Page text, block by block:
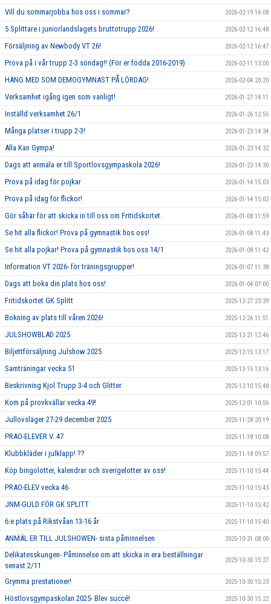
Vill du sommarjobba hos oss i sommar? 2026-02-19 14:08
5 Splittare i juniorlandslagets bruttotrupp 2026! 2026-02-12 16:48
Försäljning av Newbody VT 26! 2026-02-12 16:47
Prova på i vår trupp 2-3 söndag!! (För er födda 2016-2019) 2026-02-11 13:00
HÄNG MED SOM DEMOGYMNAST PÅ LÖRDAG! 2026-02-04 20:20
Verksamhet igång igen som vanligt! 2026-01-27 14:11
Inställd verksamhet 26/1 2026-01-26 12:55
Många platser i trupp 2-3! 2026-01-23 14:34
Alla Kan Gympa! 2026-01-23 14:32
Dags att anmäla er till Sportlovsgympaskola 2026! 2026-01-23 14:30
Prova på idag för pojkar 2026-01-14 15:03
Prova på idag för flickor! 2026-01-14 15:02
Gör såhär för att skicka in till oss om Fritidskortet. 2026-01-08 11:59
Se hit alla flickor! Prova på gymnastik hos oss! 2026-01-08 11:43
Se hit alla pojkar! Prova på gymnastik hos oss 14/1 2026-01-08 11:42
Information VT 2026- för träningsgrupper! 2026-01-07 11:38
Dags att boka din plats hos oss! 2026-01-04 07:00
Fritidskortet GK Splitt 2025-12-27 23:39
Bokning av plats till våren 2026! 2025-12-26 11:51
JULSHOWBLAD 2025 2025-12-21 12:46
Biljettförsäljning Julshow 2025 2025-12-15 13:17
Samträningar vecka 51 2025-12-15 13:16
Beskrivning Kjol Trupp 3-4 och Glitter 2025-12-10 15:48
Kom på provkvällar vecka 49! 2025-12-01 10:56
Jullovsläger 27-29 december 2025 2025-11-28 20:19
PRAO-ELEVER V. 47 2025-11-18 10:08
Klubbkläder i julklapp! ?? 2025-11-18 09:57
Köp bingolotter, kalendrar och sverigelotter av oss! 2025-11-10 15:44
PRAO-ELEV vecka 46 2025-11-10 15:43
JNM-GULD FÖR GK SPLITT 2025-11-10 15:42
6:e plats på Rikstvåan 13-16 år 2025-11-10 15:40
ANMÄL ER TILL JULSHOWEN- sista påminnelsen 2025-10-31 08:00
Delikatesskungen- Påminnelse om att skicka in era beställningar
senast 2/11
2025-10-30 15:27
Grymma prestationer! 2025-10-30 15:23
Höstlovsgympaskolan 2025- Blev succé! 2025-10-30 15:22